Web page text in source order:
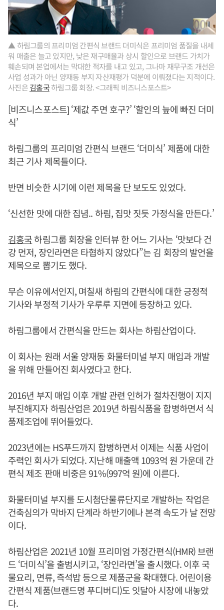
▲ 하림그룹의 프리미엄 간편식 브랜드 더미식은 프리미엄 품질을 내세
워 매출은 늘고 있지만, 낮은 재구매율과 상시 할인으로 브랜드 가치가
훼손되며 본업에서는 막대한 적자를 내고 있고, 그나마 재무구조 개선은
사업 성과가 아닌 양재동 부지 자산재평가 덕분에 이뤄졌다는 지적이다.
사진은김홍국하림그룹 회장. <그래픽 비즈니스포스트>
[비즈니스포스트] ‘제값 주면 호구?’ ‘할인의 늪에 빠진 더미
식’
하림그룹의 프리미엄 간편식 브랜드 ‘더미식’ 제품에 대한
최근 기사 제목들이다.
반면 비슷한 시기에 이런 제목을 단 보도도 있었다.
‘신선한 맛에 대한 집념.. 하림, 집맛 짓듯 가정식을 만든다.’
김홍국하림그룹 회장을 인터뷰 한 어느 기사는 ‘맛보다 건
강 먼저, 장인라면은 타협하지 않았다”는 김 회장의 발언을
제목으로 뽑기도 했다.
무슨 이유에서인지, 며칠새 하림의 간편식에 대한 긍정적
기사와 부정적 기사가 우루루 지면에 등장하고 있다.
하림그룹에서 간편식을 만드는 회사는 하림산업이다.
이 회사는 원래 서울 양재동 화물터미널 부지 매입과 개발
을 위해 만들어진 회사였다고 한다.
2016년 부지 매입 이후 개발 관련 인허가 절차진행이 지지
부진해지자 하림산업은 2019년 하림식품을 합병하면서 식
품제조업에 뛰어들었다.
2023년에는 HS푸드까지 합병하면서 이제는 식품 사업이
주력인 회사가 되었다. 지난해 매출액 1093억 원 가운데 간
편식 제조 판매 비중은 91%(997억 원)에 이른다.
화물터미널 부지를 도시첨단물류단지로 개발하는 작업은
건축심의가 막바지 단계라 하반기에나 본격 속도가 날 전망
이다.
하림산업은 2021년 10월 프리미엄 가정간편식(HMR) 브랜
드 ‘더미식’을 출범시키고, ‘장인라면’을 출시했다. 이후 국
물요리, 면류, 즉석밥 등으로 제품군을 확대했다. 어린이용
간편식 제품(브랜드명 푸디버디)도 잇달아 시장에 내놓았
다.